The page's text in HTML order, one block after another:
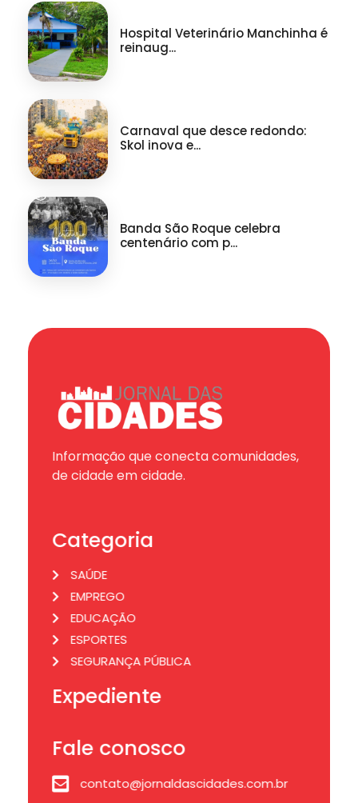
Hospital Veterinário Manchinha é
reinaug...
Carnaval que desce redondo:
Skol inova e...
Banda São Roque celebra
centenário com p...
Informação que conecta comunidades,
de cidade em cidade.
Categoria
SAÚDE
EMPREGO
EDUCAÇÃO
ESPORTES
SEGURANÇA PÚBLICA
Expediente
Fale conosco
contato@jornaldascidades.com.br